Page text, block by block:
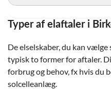
Typer af elaftaler i
De elselskaber, du kan
typisk to former for aftaler.
forbrug og behov, fx hvis du
solcelleanlæg.